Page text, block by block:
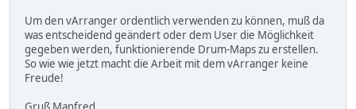
Um den vArranger ordentlich verwenden zu können, muß da
was entscheidend geändert oder dem User die Möglichkeit
gegeben werden, funktionierende Drum-Maps zu erstellen.
So wie wie jetzt macht die Arbeit mit dem vArranger keine
Freude!